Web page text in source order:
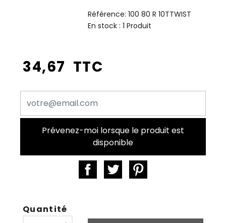
Référence:100 80 R 10TTWIST
En stock :1 Produit
34,67 TTC
Prévenez-moi lorsque le produit est
disponible
Quantité